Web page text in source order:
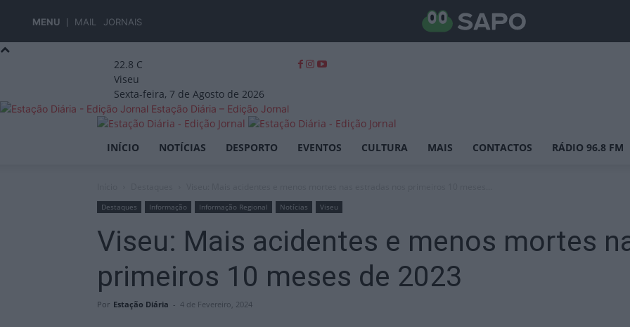
MENU MAIL JORNAIS
22.8 C
Viseu
Sexta-feira, 7 de Agosto de 2026
Estação Diária – Edição Jornal
INÍCIO NOTÍCIAS DESPORTO EVENTOS CULTURA MAIS CONTACTOS RÁDIO 96.8 FM
Destaques Informação Informação Regional Notícias Viseu
Viseu: Mais acidentes e menos mortes
primeiros 10 meses de 2023
Por Estação Diária - 4 de Fevereiro, 2024